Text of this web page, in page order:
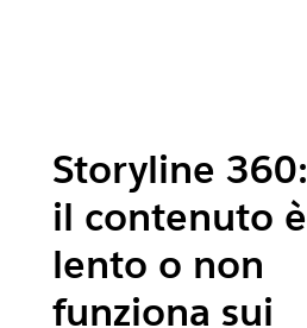
Storyline 360:
il contenuto è
lento o non
funziona sui